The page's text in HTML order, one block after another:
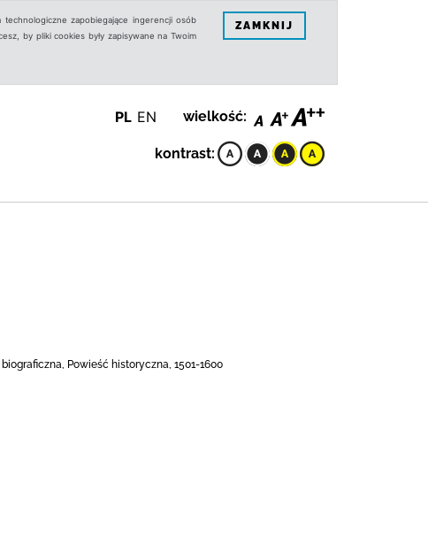
zapobiegające ingerencji osób
by pliki cookies były zapisywane na Twoim
ZAMKNIJ
PL EN wielkość:
kontrast:
Powieść historyczna, 1501-1600